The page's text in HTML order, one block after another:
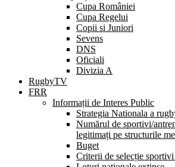
Cupa României
Cupa Regelui
Copii si Juniori
Sevens
DNS
Oficiali
Divizia A
RugbyTV
FRR
Informații de Interes Public
Strategia Nationala a
Numărul de sportivi/
legitimați pe structurile
Buget
Criterii de selecție